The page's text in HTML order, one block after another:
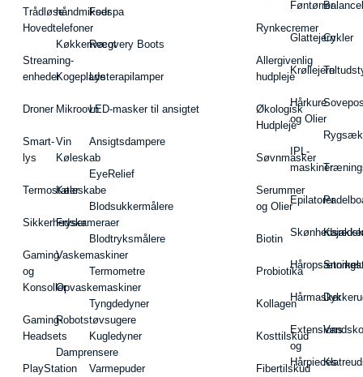
Trådløse
Hovedtelefoner
Streaming-
enheder
Droner
Smart-
lys
Termostater
Sikkerhedskameraer
Gaming
og
Konsoller
Gaming-
Headsets
PlayStation
håndmikser
Køkkenvægt
Kogeplade
Mikroovn
Vin
Køleskab
Køleskabe
Fryser
Vaskemaskiner
Opvaskemaskiner
Robotstøvsugere
Damprensere
Fodspa
Recovery Boots
Lysterapilamper
LED-masker til ansigtet
Ansigtsdampere
EyeRelief
Blodsukkermålere
Blodtryksmålere
Termometre
Tyngdedyner
Kugledyner
Varmepuder
Rynkecremer
Allergivenlig
hudpleje
Økologisk
Hudpleje
Søvnmasker
Serummer
og Olier
Biotin
Probiotika
Kollagen
Kosttilskud
Fibertilskud
Føntørrer
Glattejern
Krøllejern
Hårkure
og Olier
IPL-
maskiner
Epilatorer
Hårmasker
Extensions
og
Hårpieces
Cykler
Vandsko